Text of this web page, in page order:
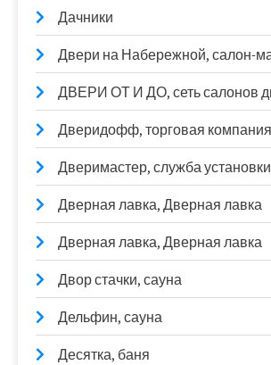
Дачники
Двери на Набережной, салон-
ДВЕРИ ОТ И ДО, сеть салонов
Дверидофф, торговая компания
Дверимастер, служба
Дверная лавка, Дверная лавка
Дверная лавка, Дверная лавка
Двор стачки, сауна
Дельфин, сауна
Десятка, баня